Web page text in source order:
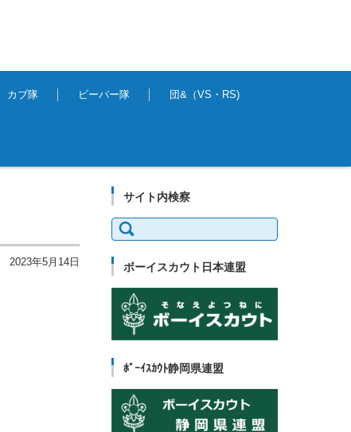
カブ隊 ビーバー隊 団&（VS・RS)
2023年5月14日
サイト内検察
検
索:
ボーイスカウト日本連盟
ﾎﾞｰｲｽｶｳﾄ静岡県連盟